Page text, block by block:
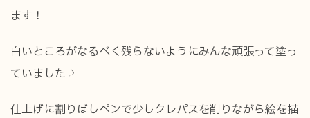
ます！
白いところがなるべく残らないようにみんな頑張って塗っ
ていました♪
仕上げに割りばしペンで少しクレパスを削りながら絵を描